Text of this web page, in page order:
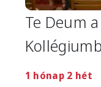
Te Deum
1 hónap 2 hét